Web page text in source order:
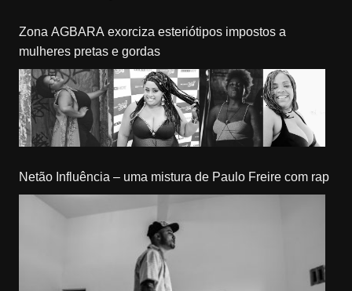
Zona AGBARA exorciza esteriótipos impostos a
mulheres pretas e gordas
Netão Influência – uma mistura de Paulo Freire com rap